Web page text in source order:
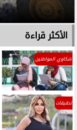
الأكثر قراءة
شكاوي المواطنين
تحقيقات